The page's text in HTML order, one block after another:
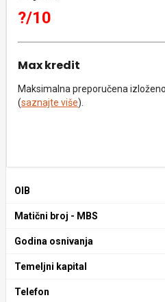
?/10
Max kredit
Maksimalna preporučena
(saznajte više).
OIB
Matični broj - MBS
Godina osnivanja
Temeljni kapital
Telefon